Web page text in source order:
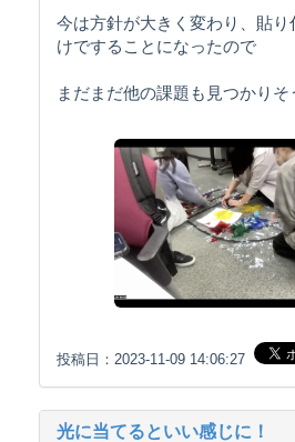
今は方針が大きく変わり、貼
けですることになったので
まだまだ他の課題も見つかりそ
投稿日：2023-11-09 14:06:27
光に当てるといい感じに！